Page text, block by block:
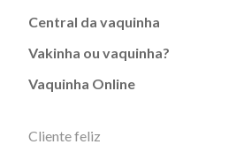
Central da vaquinha
Vakinha ou vaquinha?
Vaquinha Online
Cliente feliz